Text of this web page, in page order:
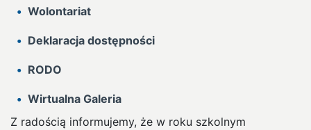
Wolontariat
Deklaracja dostępności
RODO
Wirtualna Galeria
Z radością informujemy, że w roku szkolnym